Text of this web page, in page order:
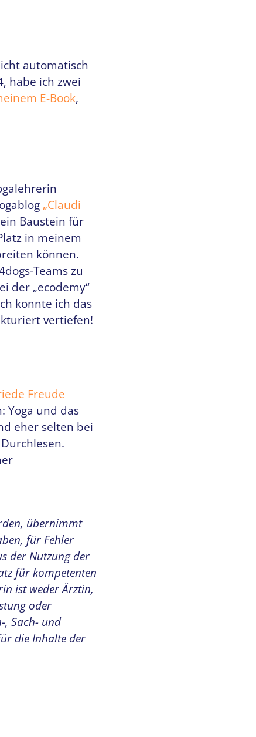
automatisch
habe ich zwei
E-Book,
„Claudi
Baustein für
in meinem
können.
Teams zu
der „ecodemy“
konnte ich das
vertiefen!
Freude
Yoga und das
eher selten bei
übernimmt
für Fehler
der Nutzung der
für kompetenten
ist weder Ärztin,
oder
, Sach- und
die Inhalte der